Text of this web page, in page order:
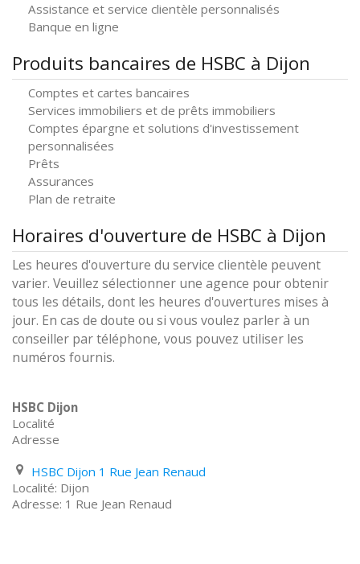
Assistance et service clientèle personnalisés
Banque en ligne
Produits bancaires de HSBC à Dijon
Comptes et cartes bancaires
Services immobiliers et de prêts immobiliers
Comptes épargne et solutions d'investissement
personnalisées
Prêts
Assurances
Plan de retraite
Horaires d'ouverture de HSBC à Dijon
Les heures d'ouverture du service clientèle peuvent
varier. Veuillez sélectionner une agence pour obtenir
tous les détails, dont les heures d'ouvertures mises à
jour. En cas de doute ou si vous voulez parler à un
conseiller par téléphone, vous pouvez utiliser les
numéros fournis.
HSBC Dijon
Localité
Adresse
HSBC Dijon 1 Rue Jean Renaud
Dijon
1 Rue Jean Renaud